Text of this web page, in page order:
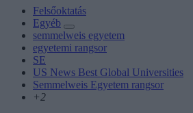
Felsőoktatás
Egyéb
semmelweis egyetem
egyetemi rangsor
SE
US News Best Global Universities
Semmelweis Egyetem rangsor
+2